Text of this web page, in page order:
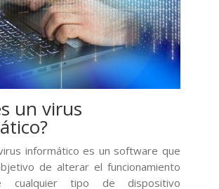
un virus
informático es un software que
de alterar el funcionamiento
cualquier tipo de dispositivo